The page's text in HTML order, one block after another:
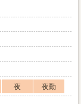
夜
夜勤